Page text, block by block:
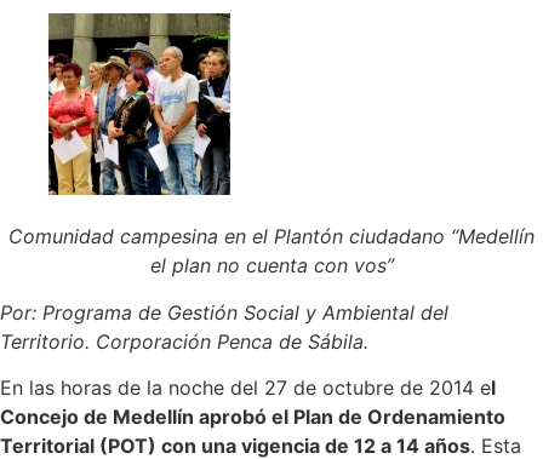
Comunidad campesina en el Plantón ciudadano “Medellín
el plan no cuenta con vos”
Por: Programa de Gestión Social y Ambiental del
Territorio. Corporación Penca de Sábila.
En las horas de la noche del 27 de octubre de 2014 el
Concejo de Medellín aprobó el Plan de Ordenamiento
Territorial (POT) con una vigencia de 12 a 14 años. Esta